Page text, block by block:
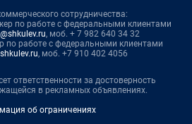
сотрудничества:
по работе с федеральными клиентами
, моб. + 7 982 640 34 32
по работе с федеральными клиентами
, моб. +7 910 402 4056
ответственности за достоверность
в рекламных объявлениях.
об ограничениях